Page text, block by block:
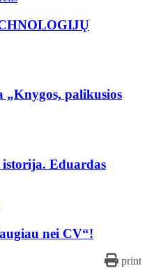
palikusios
Eduardas
nei CV“!
print